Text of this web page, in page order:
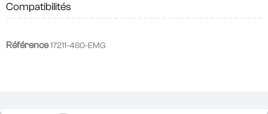
Compatibilités
Référence17211-480-EMG